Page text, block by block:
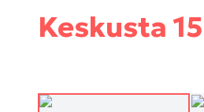
Keskusta 15